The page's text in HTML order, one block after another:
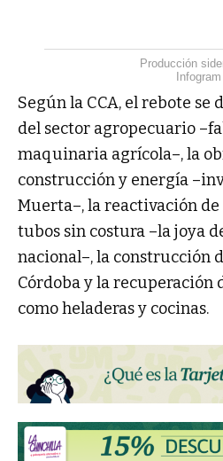
Producción
Infogram
Según la CCA, el rebote se
del sector agropecuario
maquinaria agrícola–, la
construcción y energía
Muerta–, la reactivación
tubos sin costura –la joya
nacional–, la construcción
Córdoba y la recuperación
como heladeras y cocinas.